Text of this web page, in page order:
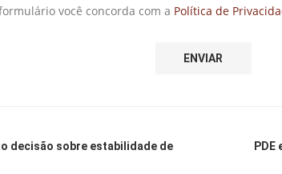
você concorda com a Política de
decisão sobre estabilidade de